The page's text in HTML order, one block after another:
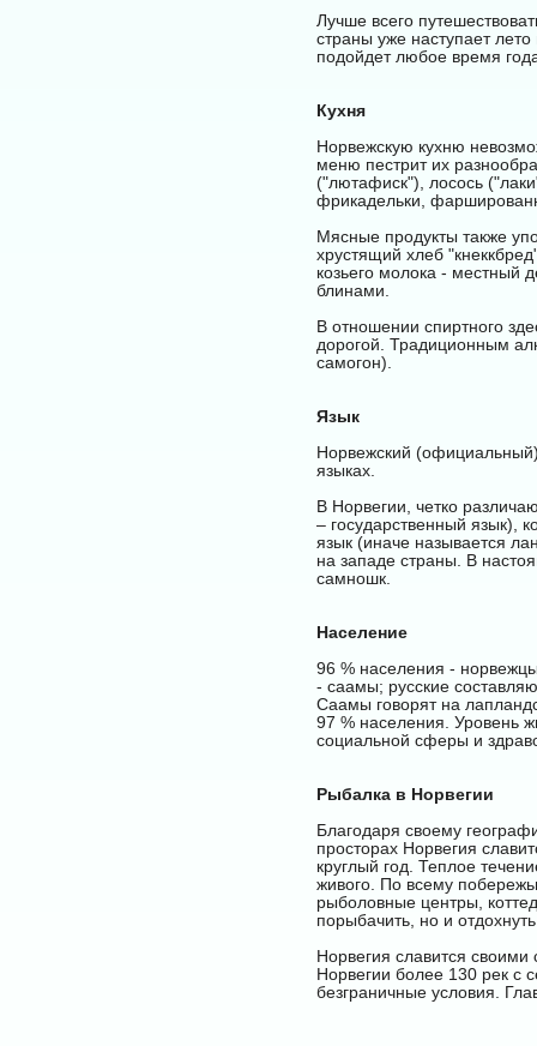
Лучше всего
страны уже наступает
подойдет любое время
Кухня
Норвежскую кухню
меню пестрит их
("лютафиск"), лосось
фрикадельки,
Мясные продукты также
хрустящий хлеб
козьего молока - местный
блинами.
В отношении спиртного
дорогой. Традиционным
самогон).
Язык
Норвежский
языках.
В Норвегии, четко
– государственный язык),
язык (иначе называется
на западе страны. В
самношк.
Население
96 % населения -
- саамы; русские
Саамы говорят на
97 % населения. Уровень
социальной сферы и
Рыбалка в Норвегии
Благодаря своему
просторах Норвегия
круглый год. Теплое
живого. По всему
рыболовные центры,
порыбачить, но и
Норвегия славится
Норвегии более 130 рек с
безграничные условия.